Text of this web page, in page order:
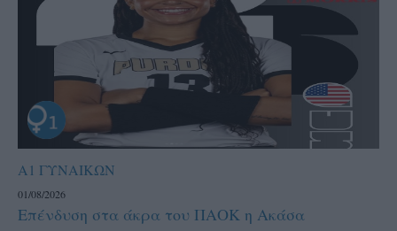
Α1 ΓΥΝΑΙΚΩΝ
01/08/2026
Επένδυση στα άκρα του ΠΑΟΚ η Ακάσα